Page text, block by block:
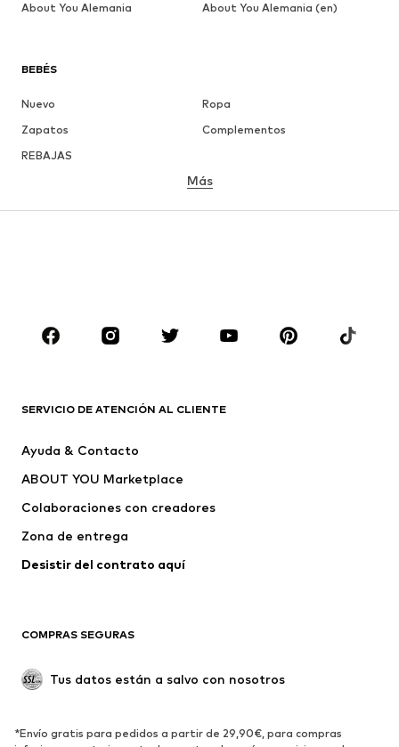
BEBÉS
Nuevo
Ropa
Zapatos
Complementos
REBAJAS
MARCAS
ADIDAS SPORTSWEAR
PUMA
SCHIESSER
Más
SERVICIO DE ATENCIÓN AL CLIENTE
Ayuda & Contacto
ABOUT YOU Marketplace
Colaboraciones con creadores
Zona de entrega
Desistir del contrato aquí
COMPRAS SEGURAS
Tus datos están a salvo con nosotros
*Envío gratis para pedidos a partir de 29,90€, para compras
About You Alemania About You Alemania (en)